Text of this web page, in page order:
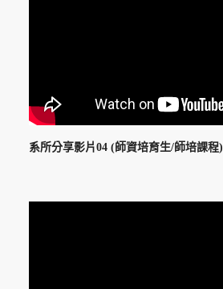
系所分享影片04 (師資培育生/師培課程)